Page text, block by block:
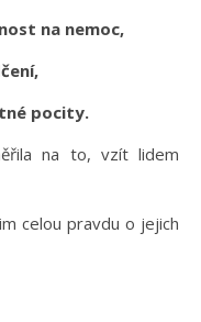
na nemoc,
pocity.
na to, vzít lidem
celou pravdu o jejich